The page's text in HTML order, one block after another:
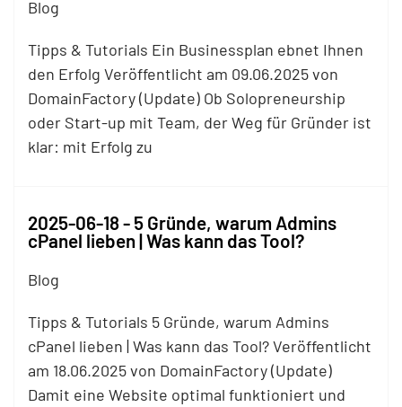
Blog
Tipps & Tutorials Ein Businessplan ebnet Ihnen
den Erfolg Veröffentlicht am 09.06.2025 von
DomainFactory (Update) Ob Solopreneurship
oder Start-up mit Team, der Weg für Gründer ist
klar: mit Erfolg zu
2025-06-18 - 5 Gründe, warum Admins
cPanel lieben | Was kann das Tool?
Blog
Tipps & Tutorials 5 Gründe, warum Admins
cPanel lieben | Was kann das Tool? Veröffentlicht
am 18.06.2025 von DomainFactory (Update)
Damit eine Website optimal funktioniert und